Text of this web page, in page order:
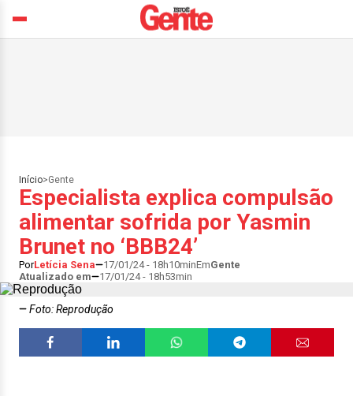
Início>Gente
Especialista explica compulsão
alimentar sofrida por Yasmin
Brunet no ‘BBB24’
PorLetícia Sena 17/01/24 - 18h10minEmGente
Atualizado em
17/01/24 - 18h53min
Foto: Reprodução